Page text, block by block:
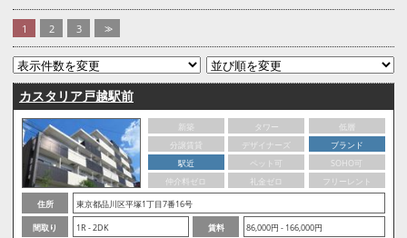
1 2 3 >>
カスタリア戸越駅前
新築 タワー
低層
分譲賃貸
デザイナーズ
ブランド
駅近
ペット可
SOHO可
仲介料ゼロ
礼金ゼロ
フリーレント
住所
東京都品川区平塚1丁目7番16号
間取り
1R - 2DK 賃料
86,000円 - 166,000円